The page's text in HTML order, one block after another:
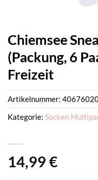
Chiemsee
(Packung, 6
Freizeit
14,99 €
Artikelnummer:
Kategorie: Socken